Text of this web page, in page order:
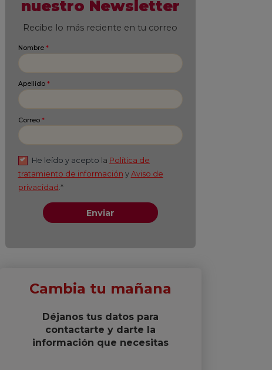
Suscríbete a
Correo *
He leído y acepto
Cambia tu mañana
Déjanos tus datos para
contactarte y darte la
información que necesitas